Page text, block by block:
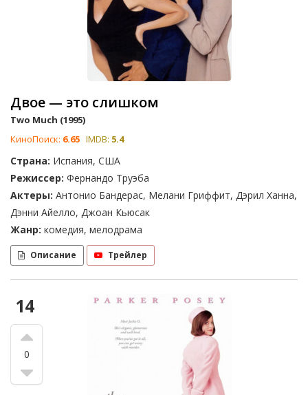
Двое — это слишком
Two Much (1995)
КиноПоиск: 6.65 IMDB: 5.4
Страна: Испания, США
Режиссер: Фернандо Труэба
Актеры: Антонио Бандерас, Мелани Гриффит, Дэрил Ханна,
Дэнни Айелло, Джоан Кьюсак
Жанр: комедия, мелодрама
Описание Трейлер
14
0